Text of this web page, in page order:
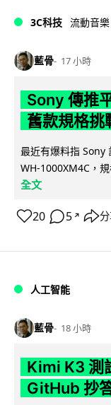
3C科技 流動音樂
藍骨 17 小時
Sony 傳推
舊款規格挑
最近有爆料指 Sony
WH-1000XM4C，
全文
20 5 ↗
人工智能
藍骨 18 小時
Kimi K3 測
GitHub 抄